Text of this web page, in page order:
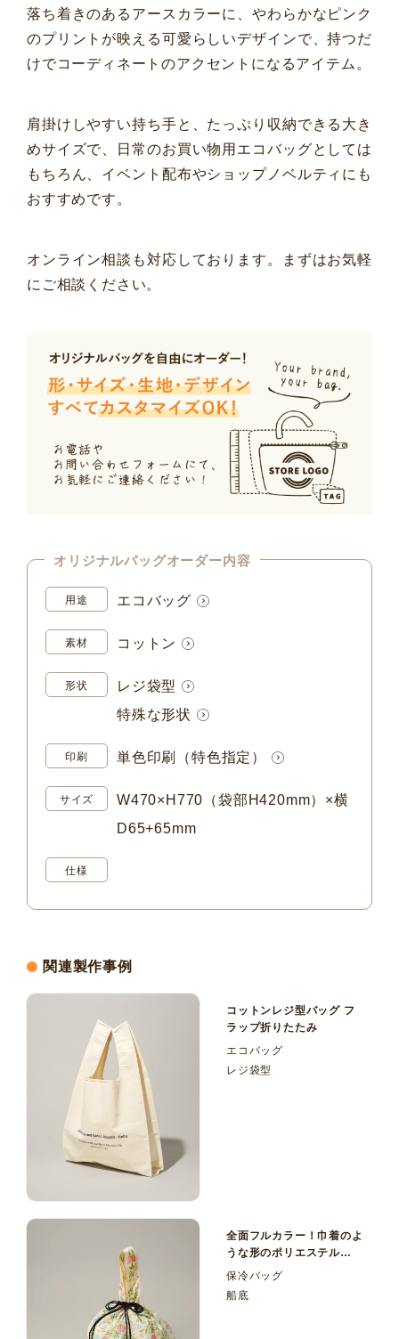
落ち着きのあるアースカラーに、やわらかなピンク
のプリントが映える可愛らしいデザインで、持つだ
けでコーディネートのアクセントになるアイテム。
肩掛けしやすい持ち手と、たっぷり収納できる大き
めサイズで、日常のお買い物用エコバッグとしては
もちろん、イベント配布やショップノベルティにも
おすすめです。
オンライン相談も対応しております。まずはお気軽
にご相談ください。
オリジナルバッグオーダー内容
用途 エコバッグ
素材 コットン
形状
レジ袋型
特殊な形状
印刷 単色印刷（特色指定）
サイズ
W470×H770（袋部H420mm）×横
D65+65mm
仕様
関連製作事例
コットンレジ型バッグ フ
ラップ折りたたみ
エコバッグ
レジ袋型
全面フルカラー！巾着のよ
うな形のポリエステル
190T船底マルシェ型保冷
保冷バッグ
船底